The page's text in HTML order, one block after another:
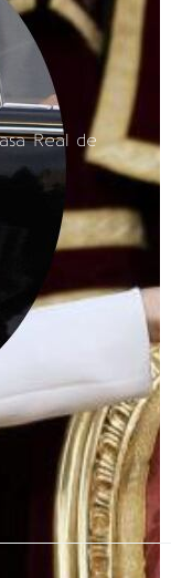
Real de